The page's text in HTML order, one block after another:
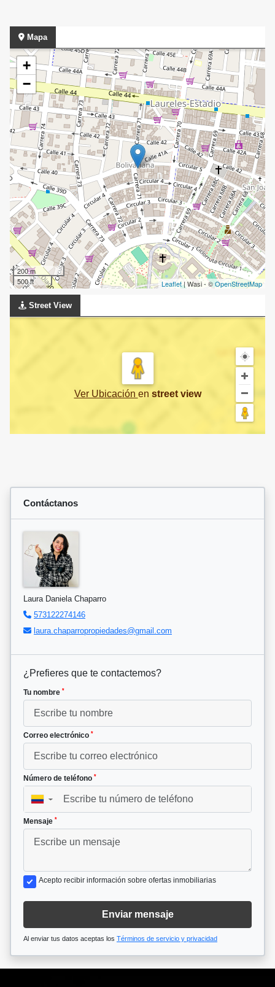
Mapa
+
−
200 m
500 ft
Leaflet| Wasi - ©OpenStreetMap
Street View
Ver Ubicación en street view
Contáctanos
Laura Daniela Chaparro
573122274146
laura.chaparropropiedades@gmail.com
¿Prefieres que te contactemos?
Tu nombre *
Correo electrónico *
Número de teléfono *
▼
Mensaje *
Acepto recibir información sobre ofertas inmobiliarias
Enviar mensaje
Al enviar tus datos aceptas los Términos de servicio y privacidad